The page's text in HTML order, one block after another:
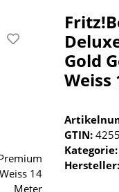
Gold
Weiss
GTIN:
Kategorie:
Hersteller: